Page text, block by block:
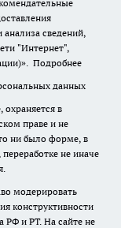
сведений,
"Интернет",
Подробнее
данных
в
праве и не
ни было форме, в
не иначе
модерировать
конструктивности
РФ и РТ. На сайте не